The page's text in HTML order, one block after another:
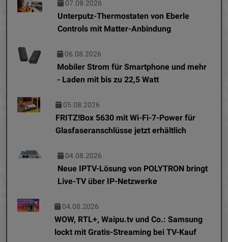
07.08.2026
Unterputz-Thermostaten von Eberle
Controls mit Matter-Anbindung
06.08.2026
Mobiler Strom für Smartphone und mehr
- Laden mit bis zu 22,5 Watt
05.08.2026
FRITZ!Box 5630 mit Wi-Fi-7-Power für
Glasfaseranschlüsse jetzt erhältlich
04.08.2026
Neue IPTV-Lösung von POLYTRON bringt
Live-TV über IP-Netzwerke
04.08.2026
WOW, RTL+, Waipu.tv und Co.: Samsung
lockt mit Gratis-Streaming bei TV-Kauf